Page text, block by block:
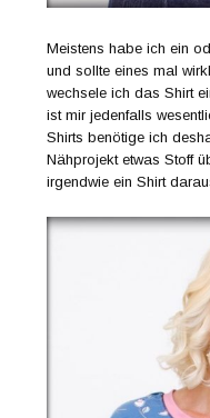
Meistens habe ich ein
und sollte eines mal
wechsele ich das Shirt
ist mir jedenfalls
Shirts benötige ich
Nähprojekt etwas Stoff
irgendwie ein Shirt